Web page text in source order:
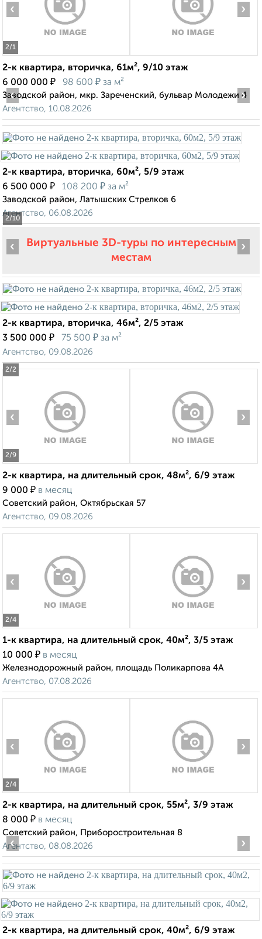
2/1
‹ ›
2-к квартира, вторичка, 61м², 9/10 этаж
6 000 000 ₽ 98 600 ₽ за м²
Заводской район, мкр. Зареченский, бульвар Молодежи 4
Агентство, 10.08.2026
2/10
‹ ›
2-к квартира, вторичка, 60м², 5/9 этаж
6 500 000 ₽ 108 200 ₽ за м²
Заводской район, Латышских Стрелков 6
Агентство, 06.08.2026
Виртуальные 3D-туры по интересным
местам
2/2
‹ ›
2-к квартира, вторичка, 46м², 2/5 этаж
3 500 000 ₽ 75 500 ₽ за м²
Агентство, 09.08.2026
2/9
‹ ›
2-к квартира, на длительный срок, 48м², 6/9 этаж
9 000 ₽ в месяц
Советский район, Октябрьская 57
Агентство, 09.08.2026
2/4
‹ ›
1-к квартира, на длительный срок, 40м², 3/5 этаж
10 000 ₽ в месяц
Железнодорожный район, площадь Поликарпова 4А
Агентство, 07.08.2026
2/4
‹ ›
2-к квартира, на длительный срок, 55м², 3/9 этаж
8 000 ₽ в месяц
Советский район, Приборостроительная 8
Агентство, 08.08.2026
‹ ›
2-к квартира, на длительный срок, 40м², 6/9 этаж